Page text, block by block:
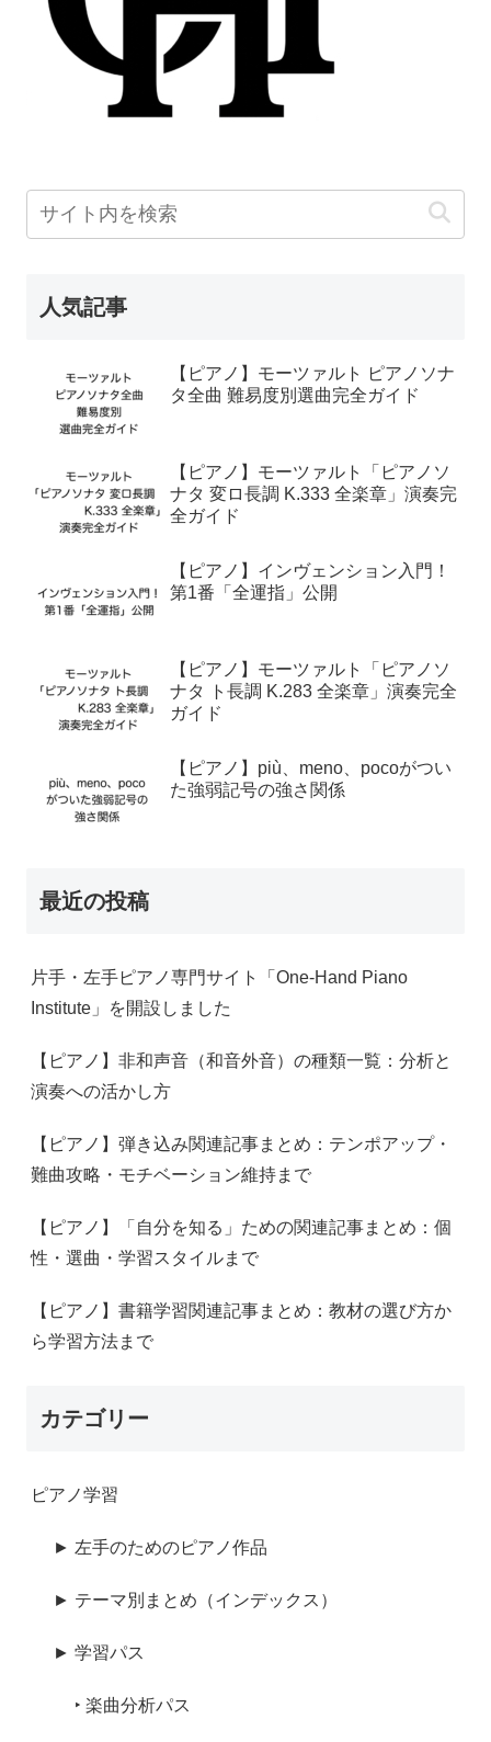
人気記事
【ピアノ】モーツァルト ピアノソナ
タ全曲 難易度別選曲完全ガイド
【ピアノ】モーツァルト「ピアノソ
ナタ 変ロ長調 K.333 全楽章」演奏完
全ガイド
【ピアノ】インヴェンション入門！
第1番「全運指」公開
【ピアノ】モーツァルト「ピアノソ
ナタ ト長調 K.283 全楽章」演奏完全
ガイド
【ピアノ】più、meno、pocoがつい
た強弱記号の強さ関係
最近の投稿
片手・左手ピアノ専門サイト「One-Hand Piano
Institute」を開設しました
【ピアノ】非和声音（和音外音）の種類一覧：分析と
演奏への活かし方
【ピアノ】弾き込み関連記事まとめ：テンポアップ・
難曲攻略・モチベーション維持まで
【ピアノ】「自分を知る」ための関連記事まとめ：個
性・選曲・学習スタイルまで
【ピアノ】書籍学習関連記事まとめ：教材の選び方か
ら学習方法まで
カテゴリー
ピアノ学習
► 左手のためのピアノ作品
► テーマ別まとめ（インデックス）
► 学習パス
‣ 楽曲分析パス